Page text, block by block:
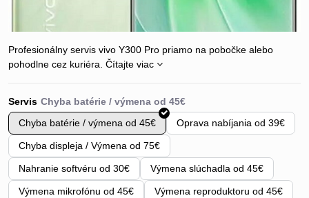
Profesionálny servis vivo Y300 Pro priamo na pobočke alebo
pohodlne cez kuriéra. Čítajte viac
Servis
Chyba batérie / výmena od 45€
Oprava nabíjania od 39€
Chyba displeja / Výmena od 75€
Nahranie softvéru od 30€ Výmena slúchadla od 45€
Výmena mikrofónu od 45€ Výmena reproduktoru od 45€